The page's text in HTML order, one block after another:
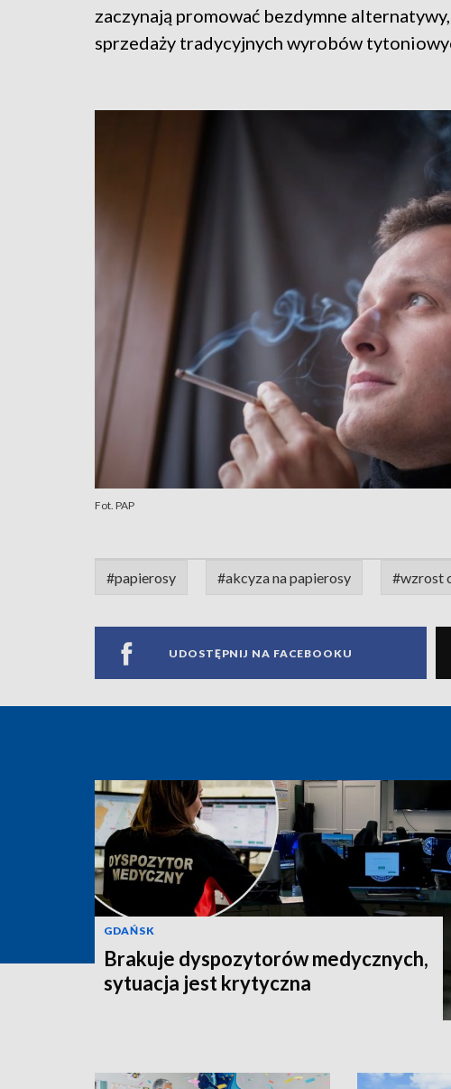
zaczynają promować bezdymne
sprzedaży tradycyjnych wyrobów
Fot. PAP
#papierosy #akcyza na papierosy #wzrost
UDOSTĘPNIJ NA FACEBOOKU
GDAŃSK
Brakuje dyspozytorów medycznych,
sytuacja jest krytyczna